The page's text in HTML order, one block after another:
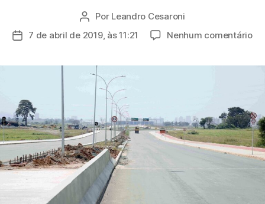
Autor
do
Por Leandro Cesaroni
Data7 de abril de 2019, às 11:21 Nenhum comentárioem